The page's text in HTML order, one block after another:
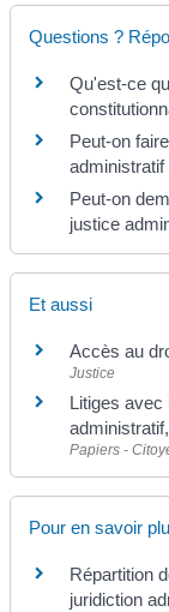
Questions ?
Qu'est-ce
Peut-on
administratif
Peut-on
justice
Et aussi
Accès au
Justice
Litiges avec
Papiers -
Pour en savoir
Répartition
juridiction